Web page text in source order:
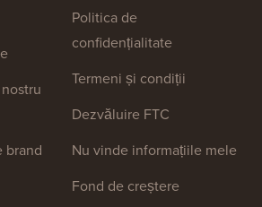
Politica de
confidențialitate